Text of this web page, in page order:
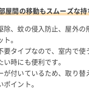
屋間の移動もスムーズな
除、蚊の侵入防止、屋外の
。
要タイプなので、室内で使
時にも便利です。
が付いているため、取り替
イント。